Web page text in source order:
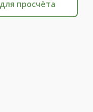
просчёта